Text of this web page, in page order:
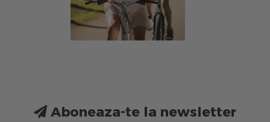
Aboneaza-te la newsletter